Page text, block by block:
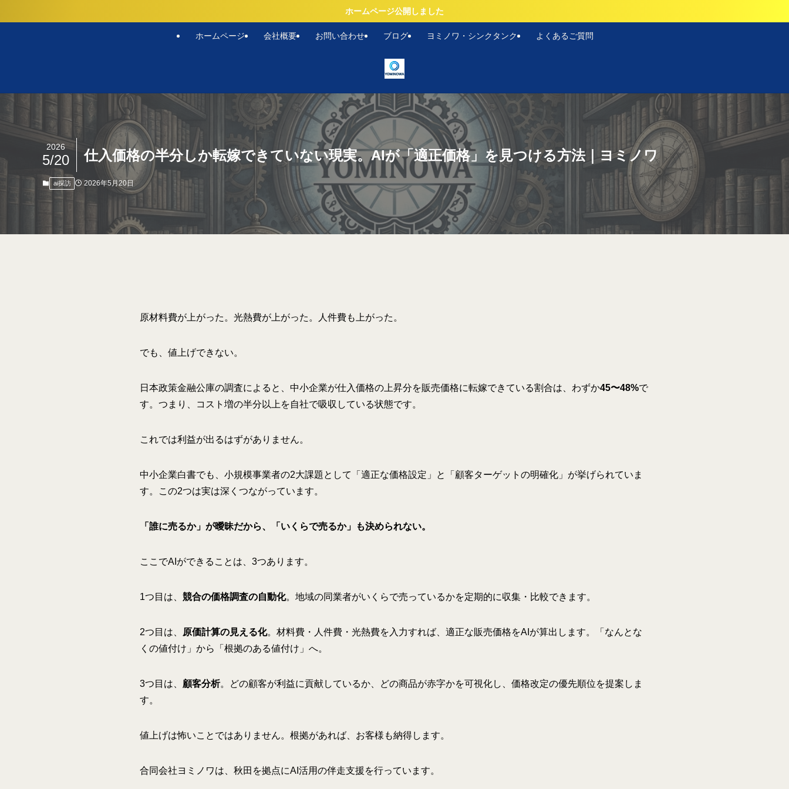
ホームページ公開しました
ホームページ 会社概要 お問い合わせ ブログ ヨミノワ・シンクタンク よくあるご質問
仕入価格の半分しか転嫁できていない現実。AIが「適正価格」を見つける方法｜ヨミノワ
2026
5/20
ai探訪 2026年5月20日
原材料費が上がった。光熱費が上がった。人件費も上がった。
でも、値上げできない。
日本政策金融公庫の調査によると、中小企業が仕入価格の上昇分を販売価格に転嫁できている割合は、わずか45〜48%で
す。つまり、コスト増の半分以上を自社で吸収している状態です。
これでは利益が出るはずがありません。
中小企業白書でも、小規模事業者の2大課題として「適正な価格設定」と「顧客ターゲットの明確化」が挙げられていま
す。この2つは実は深くつながっています。
「誰に売るか」が曖昧だから、「いくらで売るか」も決められない。
ここでAIができることは、3つあります。
1つ目は、 競合の価格調査の自動化。地域の同業者がいくらで売っているかを定期的に収集・比較できます。
2つ目は、 原価計算の見える化。材料費・人件費・光熱費を入力すれば、適正な販売価格をAIが算出します。「なんとな
くの値付け」から「根拠のある値付け」へ。
3つ目は、 顧客分析。どの顧客が利益に貢献しているか、どの商品が赤字かを可視化し、価格改定の優先順位を提案しま
す。
値上げは怖いことではありません。根拠があれば、お客様も納得します。
合同会社ヨミノワは、秋田を拠点にAI活用の伴走支援を行っています。